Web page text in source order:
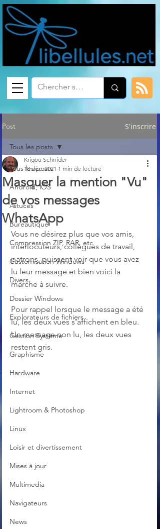
Post S'inscrire
Tous les posts
Android, iOS
Astuces
Bureautique
Compression ZIP, RAR, etc.
Customisation Windows
Divers
Dossier Windows
Explorateurs de fichiers
Gestion Système
Graphisme
Hardware
Internet
Lightroom & Photoshop
Linux
Loisir et divertissement
Mises à jour
Multimedia
Navigateurs
News
Tous les posts
Masquer la mention "Vu"
de vos messages
WhatsApp
Krigou Schnider
18 déc. 2021 1 min de lecture
Vous ne désirez plus que vos amis,
interlocuteurs, collègues de travail,
patrons, puissent voir que vous avez
lu leur message et bien voici la
marche à suivre.
Pour rappel lorsque le message a été
lu, les deux vues s'affichent en bleu.
Un message non lu, les deux vues
restent gris.